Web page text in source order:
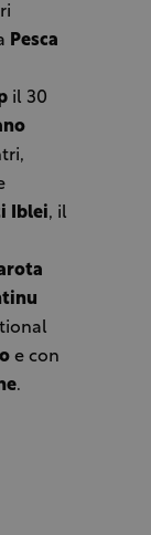
Pesca
il 30
Iblei, il
e con
.